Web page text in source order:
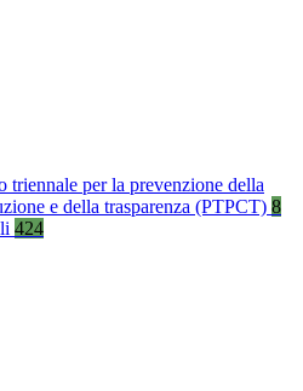
triennale per la prevenzione della
e della trasparenza (PTPCT) 8
424